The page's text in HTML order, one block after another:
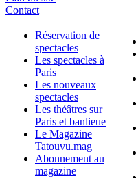
Contact
Réservation de
spectacles
Les spectacles à
Paris
Les nouveaux
spectacles
Les théâtres sur
Paris et banlieue
Le Magazine
Tatouvu.mag
Abonnement au
magazine